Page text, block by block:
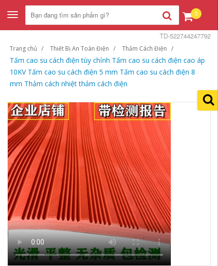
Toggle
navigation
0
Trang chủ Thiết Bị An Toàn Điện Thảm Cách Điện
Tấm cao su cách điện tùy chỉnh Tấm cao su cách điện cao áp
10KV Tấm cao su cách điện 5 mm Tấm cao su cách điện 8
mm Thảm cách nhiệt thảm cách điện
TD-522744247792